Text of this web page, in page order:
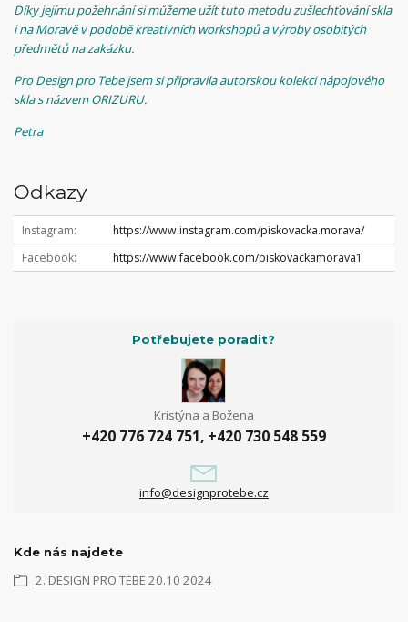
Díky jejímu požehnání si můžeme užít tuto metodu zušlechťování skla
i na Moravě v podobě kreativních workshopů a výroby osobitých
předmětů na zakázku.
Pro Design pro Tebe jsem si připravila autorskou kolekci nápojového
skla s názvem ORIZURU.
Petra
Odkazy
Instagram
https://www.instagram.com/piskovacka.morava/
Facebook
https://www.facebook.com/piskovackamorava1
Potřebujete poradit?
Kristýna a Božena
+420 776 724 751, +420 730 548 559
info@designprotebe.cz
Kde nás najdete
2. DESIGN PRO TEBE 20.10 2024